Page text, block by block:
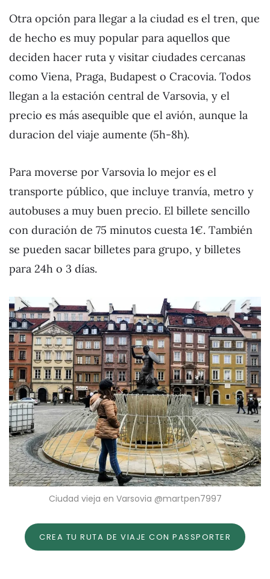
Otra opción para llegar a la ciudad es el tren, que
de hecho es muy popular para aquellos que
deciden hacer ruta y visitar ciudades cercanas
como Viena, Praga, Budapest o Cracovia. Todos
llegan a la estación central de Varsovia, y el
precio es más asequible que el avión, aunque la
duracion del viaje aumente (5h-8h).
Para moverse por Varsovia lo mejor es el
transporte público, que incluye tranvía, metro y
autobuses a muy buen precio. El billete sencillo
con duración de 75 minutos cuesta 1€. También
se pueden sacar billetes para grupo, y billetes
para 24h o 3 días.
Ciudad vieja en Varsovia @martpen7997
CREA TU RUTA DE VIAJE CON PASSPORTER